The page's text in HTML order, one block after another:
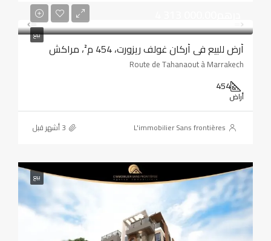
بيع
أرض للبيع في أركان غولف ريزورت، 454 م²، مراكش
Route de Tahanaout à Marrakech
454
أراض
L'immobilier Sans frontières
بيع